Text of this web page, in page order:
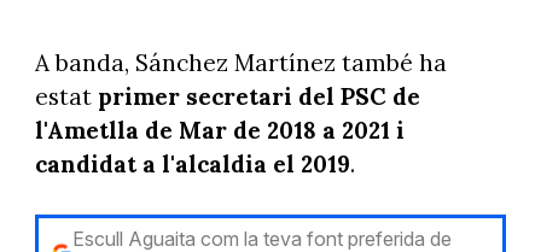
A banda, Sánchez Martínez també ha
estat primer secretari del PSC de
l'Ametlla de Mar de 2018 a 2021 i
candidat a l'alcaldia el 2019.
Escull Aguaita com la teva font preferida de